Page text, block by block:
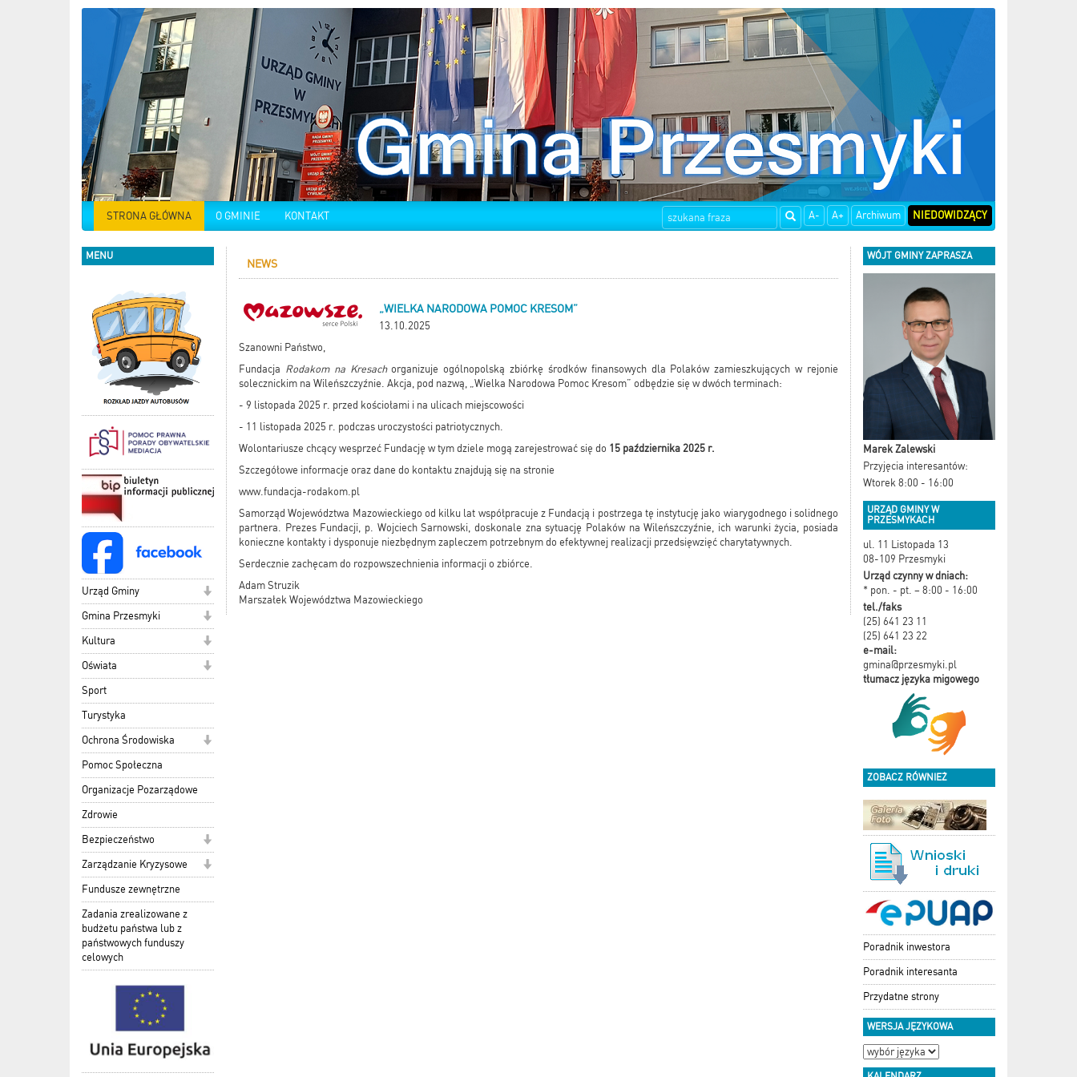
STRONA GŁÓWNA O GMINIE KONTAKT A- A+ Archiwum NIEDOWIDZĄCY
MENU
Urząd Gminy
Gmina Przesmyki
Kultura
Oświata
Sport
Turystyka
Ochrona Środowiska
Pomoc Społeczna
Organizacje Pozarządowe
Zdrowie
Bezpieczeństwo
Zarządzanie Kryzysowe
Fundusze zewnętrzne
Zadania zrealizowane z
budżetu państwa lub z
państwowych funduszy
celowych
NEWS
„WIELKA NARODOWA POMOC KRESOM”
13.10.2025
Szanowni Państwo,
Fundacja Rodakom na Kresachorganizuje ogólnopolską zbiórkę środków finansowych dla Polaków zamieszkujących w rejonie
solecznickim na Wileńszczyźnie. Akcja, pod nazwą, „Wielka Narodowa Pomoc Kresom” odbędzie się w dwóch terminach:
- 9 listopada 2025 r. przed kościołami i na ulicach miejscowości
- 11 listopada 2025 r. podczas uroczystości patriotycznych.
Wolontariusze chcący wesprzeć Fundację w tym dziele mogą zarejestrować się do 15 października 2025 r.
Szczegółowe informacje oraz dane do kontaktu znajdują się na stronie
www.fundacja-rodakom.pl
Samorząd Województwa Mazowieckiego od kilku lat współpracuje z Fundacją i postrzega tę instytucję jako wiarygodnego i solidnego
partnera. Prezes Fundacji, p. Wojciech Sarnowski, doskonale zna sytuację Polaków na Wileńszczyźnie, ich warunki życia, posiada
konieczne kontakty i dysponuje niezbędnym zapleczem potrzebnym do efektywnej realizacji przedsięwzięć charytatywnych.
Serdecznie zachęcam do rozpowszechnienia informacji o zbiórce.
Adam Struzik
Marszałek Województwa Mazowieckiego
WÓJT GMINY ZAPRASZA
Marek Zalewski
Przyjęcia interesantów:
Wtorek 8:00 - 16:00
URZĄD GMINY W
PRZESMYKACH
ul. 11 Listopada 13
08-109 Przesmyki
Urząd czynny w dniach:
* pon. - pt. – 8:00 - 16:00
tel./faks
(25) 641 23 11
(25) 641 23 22
e-mail:
gmina@przesmyki.pl
tłumacz języka migowego
ZOBACZ RÓWNIEŻ
Poradnik inwestora
Poradnik interesanta
Przydatne strony
WERSJA JĘZYKOWA